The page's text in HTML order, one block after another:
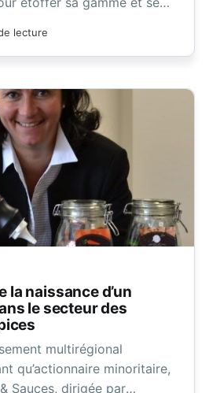
lecture
la naissance d’un
le secteur des
multirégional
qu’actionnaire minoritaire,
Sauces, dirigée par